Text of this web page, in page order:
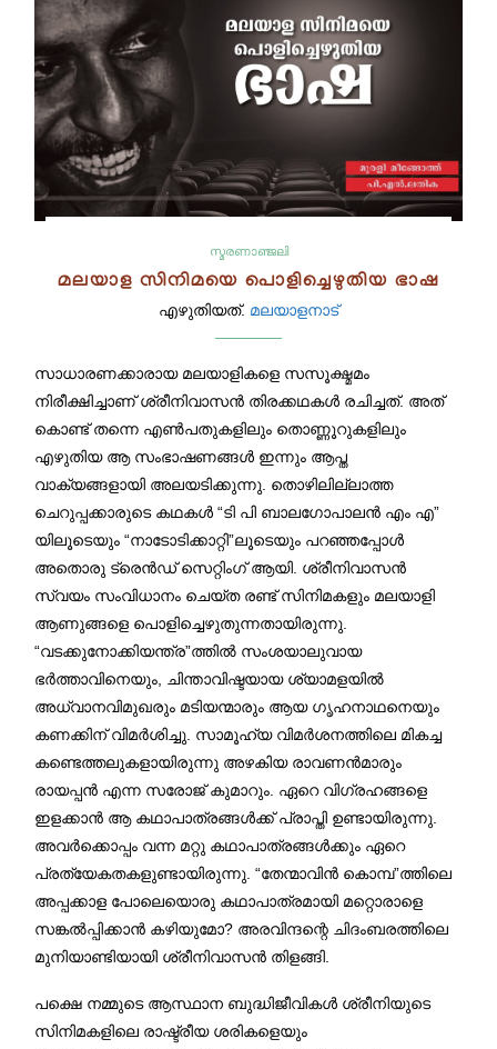
സ്മരണാഞ്ജലി
മലയാള സിനിമയെ പൊളിച്ചെഴുതിയ ഭാഷ
എഴുതിയത്. മലയാളനാട്
സാധാരണക്കാരായ മലയാളികളെ സസൂക്ഷ്മമം
നിരീക്ഷിച്ചാണ് ശ്രീനിവാസൻ തിരക്കഥകൾ രചിച്ചത്. അത്
കൊണ്ട് തന്നെ എൺപതുകളിലും തൊണ്ണൂറുകളിലും
എഴുതിയ ആ സംഭാഷണങ്ങൾ ഇന്നും ആപ്ത
വാക്യങ്ങളായി അലയടിക്കുന്നു. തൊഴിലില്ലാത്ത
ചെറുപ്പക്കാരുടെ കഥകൾ “ടി പി ബാലഗോപാലൻ എം എ”
യിലൂടെയും “നാടോടിക്കാറ്റി”ലൂടെയും പറഞ്ഞപ്പോൾ
അതൊരു ട്രെൻഡ് സെറ്റിംഗ് ആയി. ശ്രീനിവാസൻ
സ്വയം സംവിധാനം ചെയ്ത രണ്ട് സിനിമകളും മലയാളി
ആണുങ്ങളെ പൊളിച്ചെഴുതുന്നതായിരുന്നു.
“വടക്കുനോക്കിയന്ത്ര”ത്തിൽ സംശയാലുവായ
ഭർത്താവിനെയും, ചിന്താവിഷ്ടയായ ശ്യാമളയിൽ
അധ്വാനവിമുഖരും മടിയന്മാരും ആയ ഗൃഹനാഥനെയും
കണക്കിന് വിമർശിച്ചു. സാമൂഹ്യ വിമർശനത്തിലെ മികച്ച
കണ്ടെത്തലുകളായിരുന്നു അഴകിയ രാവണൻമാരും
രായപ്പൻ എന്ന സരോജ് കുമാറും. ഏറെ വിഗ്രഹങ്ങളെ
ഇളക്കാൻ ആ കഥാപാത്രങ്ങൾക്ക് പ്രാപ്തി ഉണ്ടായിരുന്നു.
അവർക്കൊപ്പം വന്ന മറ്റു കഥാപാത്രങ്ങൾക്കും ഏറെ
പ്രത്യേകതകളുണ്ടായിരുന്നു. “തേന്മാവിൻ കൊമ്പ”ത്തിലെ
അപ്പക്കാള പോലെയൊരു കഥാപാത്രമായി മറ്റൊരാളെ
സങ്കൽപ്പിക്കാൻ കഴിയുമോ? അരവിന്ദന്റെ ചിദംബരത്തിലെ
മുനിയാണ്ടിയായി ശ്രീനിവാസൻ തിളങ്ങി.
പക്ഷെ നമ്മുടെ ആസ്ഥാന ബുദ്ധിജീവികൾ ശ്രീനിയുടെ
സിനിമകളിലെ രാഷ്ട്രീയ ശരികളെയും